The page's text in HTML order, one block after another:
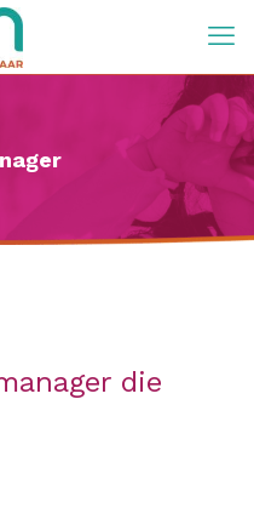
die